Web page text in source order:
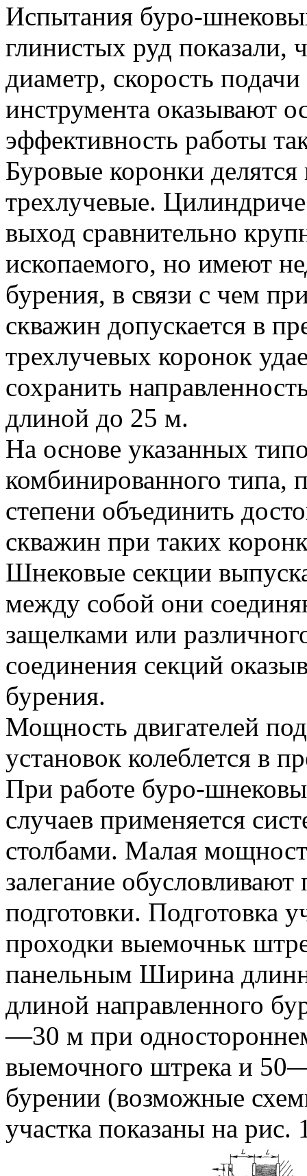
Испытания буро-
глинистых руд показали,
диаметр, скорость
инструмента оказывают
эффективность работы
Буровые коронки
трехлучевые.
выход сравнительно
ископаемого, но имеют
бурения, в связи с чем
скважин допускается в
трехлучевых коронок
сохранить
длиной до 25 м.
На основе указанных
комбинированного типа,
степени объединить
скважин при таких
Шнековые секции
между собой они
защелками или
соединения секций
бурения.
Мощность двигателей
установок колеблется в
При работе буро-
случаев применяется
столбами. Малая
залегание
подготовки. Подготовка
проходки выемочньк
панельным Ширина
длиной направленного
—30 м при
выемочного штрека и
бурении (возможные
участка показаны на рис.